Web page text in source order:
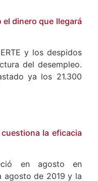
dinero que llegará
y los despidos
del desempleo.
ya los 21.300
la eficacia
en agosto en